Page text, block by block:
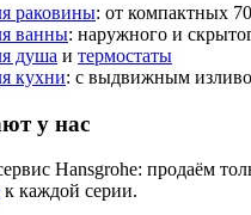
раковины: от компактных
ванны: наружного и
душа и термостаты
кухни: с выдвижным
у нас
Hansgrohe: продаём
к каждой серии.